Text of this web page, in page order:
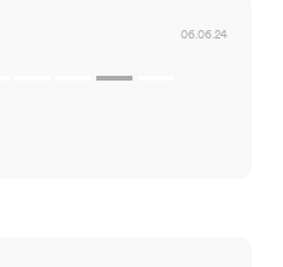
06.06.24